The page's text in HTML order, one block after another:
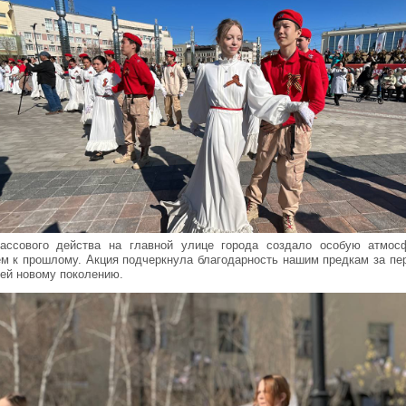
действа на главной улице города создало особую
к прошлому. Акция подчеркнула благодарность нашим предкам за
новому поколению.